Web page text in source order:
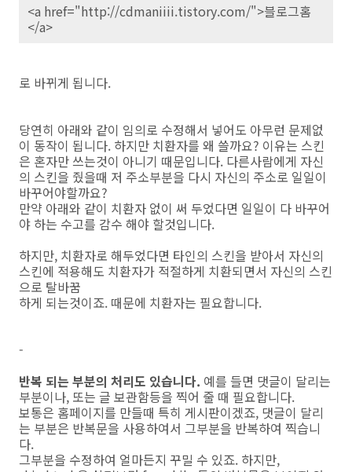
<a href="http://cdmaniiii.tistory.com/">블로그홈
</a>
로 바뀌게 됩니다.
당연히 아래와 같이 임의로 수정해서 넣어도 아무런 문제없
이 동작이 됩니다. 하지만 치환자를 왜 쓸까요? 이유는 스킨
은 혼자만 쓰는것이 아니기 때문입니다. 다른사람에게 자신
의 스킨을 줬을때 저 주소부분을 다시 자신의 주소로 일일이
바꾸어야할까요?
만약 아래와 같이 치환자 없이 써 두었다면 일일이 다 바꾸어
야 하는 수고를 감수 해야 할것입니다.
하지만, 치환자로 해두었다면 타인의 스킨을 받아서 자신의
스킨에 적용해도 치환자가 적절하게 치환되면서 자신의 스킨
으로 탈바꿈
하게 되는것이죠. 때문에 치환자는 필요합니다.
-
반복 되는 부분의 처리도 있습니다. 예를 들면 댓글이 달리는
부분이나, 또는 글 보관함등을 찍어 줄 때 필요합니다.
보통은 홈페이지를 만들때 특히 게시판이겠죠, 댓글이 달리
는 부분은 반복문을 사용하여서 그부분을 반복하여 찍습니
다.
그부분을 수정하여 얼마든지 꾸밀 수 있죠. 하지만,